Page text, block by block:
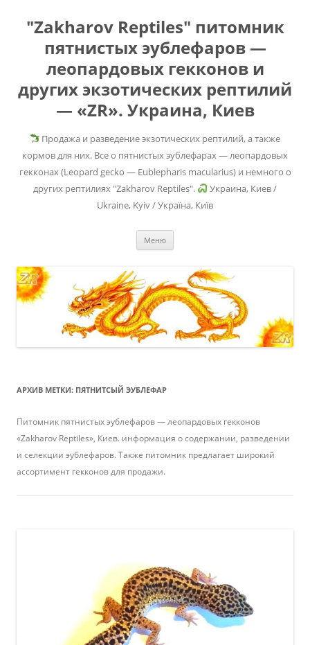
"Zakharov Reptiles" питомник
пятнистых эублефаров —
леопардовых гекконов и
других экзотических рептилий
— «ZR». Украина, Киев
Продажа и разведение экзотических рептилий, а также
кормов для них. Все о пятнистых эублефарах — леопардовых
гекконах (Leopard gecko — Eublepharis macularius) и немного о
других рептилиях "Zakharov Reptiles".
Украина, Киев /
Ukraine, Kyiv / Україна, Київ
Меню
АРХИВ МЕТКИ: ПЯТНИТСЫЙ ЭУБЛЕФАР
Питомник пятнистых эублефаров — леопардовых гекконов
«Zakharov Reptiles», Киев. информация о содержании, разведении
и селекции эублефаров. Также питомник предлагает широкий
ассортимент гекконов для продажи.